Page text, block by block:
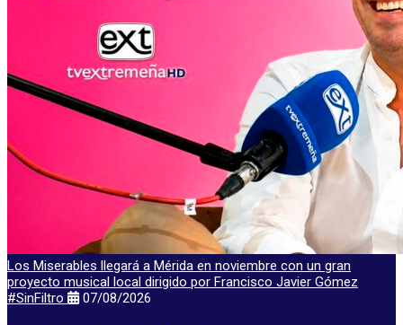
Los Miserables llegará a Mérida en noviembre con un gran
proyecto musical local dirigido por Francisco Javier Gómez
#SinFiltro
07/08/2026